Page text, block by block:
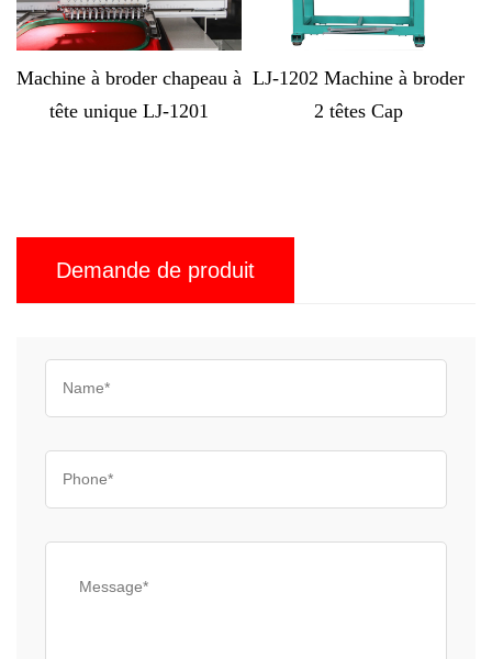
à broder chapeau à
tête unique LJ-1201
LJ-1202 Machine à broder
2 têtes Cap
LJ-
Demande de produit